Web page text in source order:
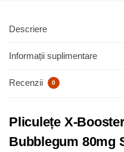
Descriere
Informații suplimentare
Recenzii 0
Pliculețe X-
Bubblegum 80mg